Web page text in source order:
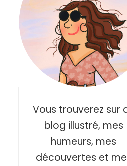
Vous trouverez sur
blog illustré, mes
humeurs, mes
découvertes et